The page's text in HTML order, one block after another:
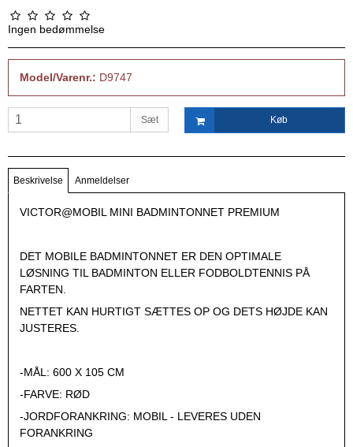
Ingen bedømmelse
Model/Varenr.: D9747
Sæt Køb
Beskrivelse Anmeldelser
VICTOR@MOBIL MINI BADMINTONNET PREMIUM
DET MOBILE BADMINTONNET ER DEN OPTIMALE
LØSNING TIL BADMINTON ELLER FODBOLDTENNIS PÅ
FARTEN.
NETTET KAN HURTIGT SÆTTES OP OG DETS HØJDE KAN
JUSTERES.
-MÅL: 600 X 105 CM
-FARVE: RØD
-JORDFORANKRING: MOBIL - LEVERES UDEN
FORANKRING